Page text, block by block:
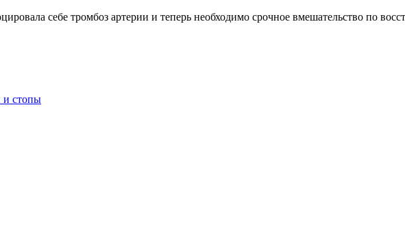
себе тромбоз артерии и теперь необходимо срочное вмешательство по
и стопы